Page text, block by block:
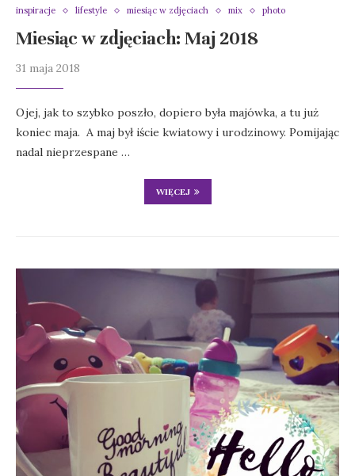
inspiracje lifestyle miesiąc w zdjęciach mix photo
Miesiąc w zdjęciach: Maj 2018
31 maja 2018
Ojej, jak to szybko poszło, dopiero była majówka, a tu już
koniec maja. A maj był iście kwiatowy i urodzinowy. Pomijając
nadal nieprzespane …
WIĘCEJ